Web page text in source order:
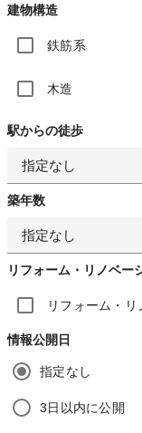
建物構造
鉄筋系
木造
駅からの徒歩
指定なし
築年数
指定なし
リフォーム・リノベー
リフォーム・
情報公開日
指定なし
3日以内に公開